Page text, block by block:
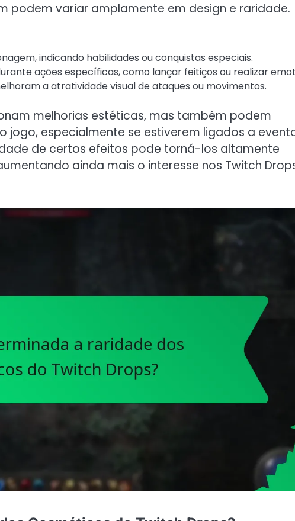
podem variar amplamente em design e raridade.
indicando habilidades ou conquistas especiais.
ações específicas, como lançar feitiços ou realizar
a atratividade visual de ataques ou movimentos.
melhorias estéticas, mas também podem
especialmente se estiverem ligados a
de certos efeitos pode torná-los altamente
ainda mais o interesse nos Twitch